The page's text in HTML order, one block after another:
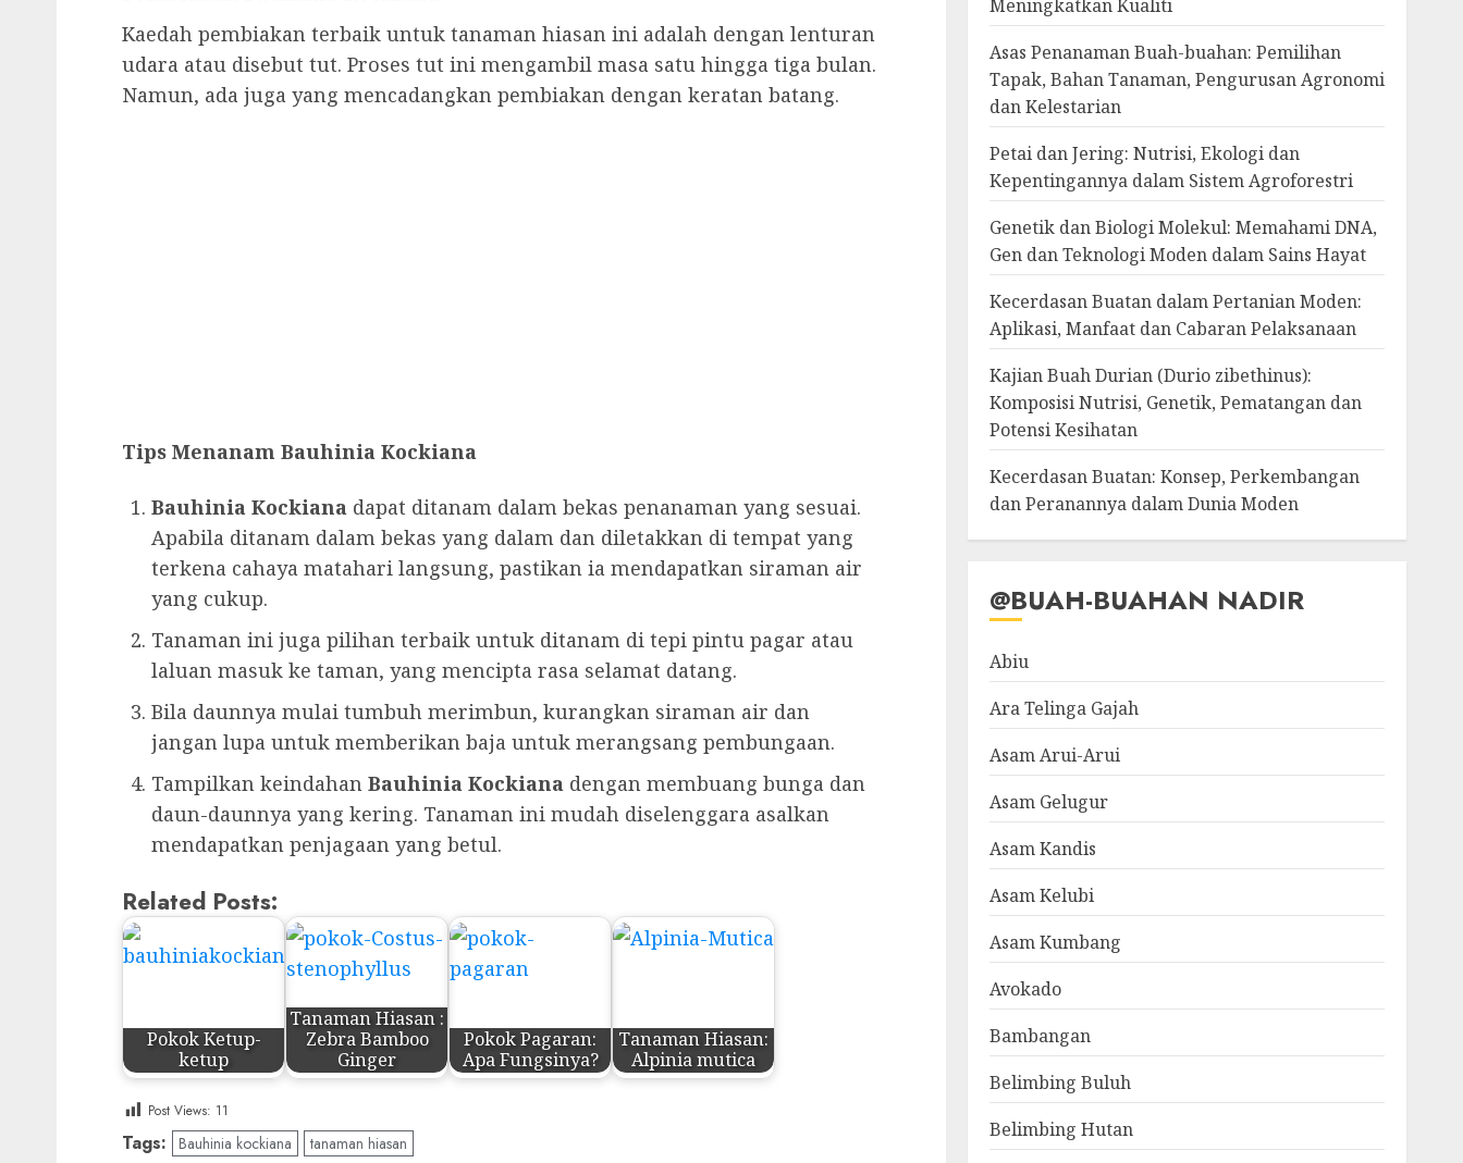
Kaedah pembiakan terbaik untuk tanaman hiasan ini adalah dengan lenturan
udara atau disebut tut. Proses tut ini mengambil masa satu hingga tiga bulan.
Namun, ada juga yang mencadangkan pembiakan dengan keratan batang.
Tips Menanam Bauhinia Kockiana
Bauhinia Kockiana dapat ditanam dalam bekas penanaman yang sesuai.
Apabila ditanam dalam bekas yang dalam dan diletakkan di tempat yang
terkena cahaya matahari langsung, pastikan ia mendapatkan siraman air
yang cukup.
Tanaman ini juga pilihan terbaik untuk ditanam di tepi pintu pagar atau
laluan masuk ke taman, yang mencipta rasa selamat datang.
Bila daunnya mulai tumbuh merimbun, kurangkan siraman air dan
jangan lupa untuk memberikan baja untuk merangsang pembungaan.
Tampilkan keindahan Bauhinia Kockiana dengan membuang bunga dan
daun-daunnya yang kering. Tanaman ini mudah diselenggara asalkan
mendapatkan penjagaan yang betul.
Related Posts:
Pokok Ketup-
ketup
Tanaman Hiasan :
Zebra Bamboo
Ginger
Pokok Pagaran:
Apa Fungsinya?
Tanaman Hiasan:
Alpinia mutica
Post Views: 11
Tags: Bauhinia kockiana tanaman hiasan
Meningkatkan Kualiti
Asas Penanaman Buah-buahan: Pemilihan
Tapak, Bahan Tanaman, Pengurusan Agronomi
dan Kelestarian
Petai dan Jering: Nutrisi, Ekologi dan
Kepentingannya dalam Sistem Agroforestri
Genetik dan Biologi Molekul: Memahami DNA,
Gen dan Teknologi Moden dalam Sains Hayat
Kecerdasan Buatan dalam Pertanian Moden:
Aplikasi, Manfaat dan Cabaran Pelaksanaan
Kajian Buah Durian (Durio zibethinus):
Komposisi Nutrisi, Genetik, Pematangan dan
Potensi Kesihatan
Kecerdasan Buatan: Konsep, Perkembangan
dan Peranannya dalam Dunia Moden
@BUAH-BUAHAN NADIR
Abiu
Ara Telinga Gajah
Asam Arui-Arui
Asam Gelugur
Asam Kandis
Asam Kelubi
Asam Kumbang
Avokado
Bambangan
Belimbing Buluh
Belimbing Hutan